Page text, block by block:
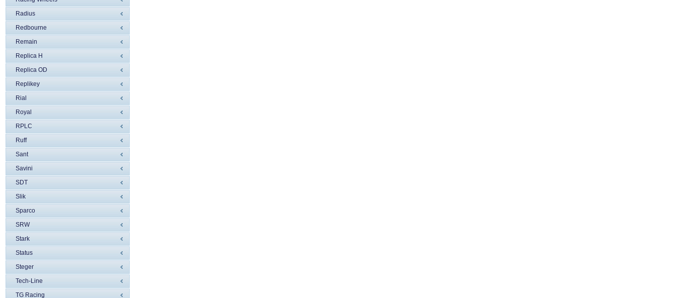
Radius
Redbourne
Remain
Replica H
Replica OD
Replikey
Rial
Royal
RPLC
Ruff
Sant
Savini
SDT
Slik
Sparco
SRW
Stark
Status
Steger
Tech-Line
TG Racing